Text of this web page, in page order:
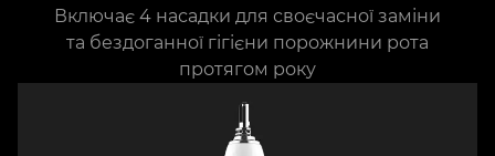
Включає 4 насадки для своєчасної заміни
та бездоганної гігієни порожнини рота
протягом року